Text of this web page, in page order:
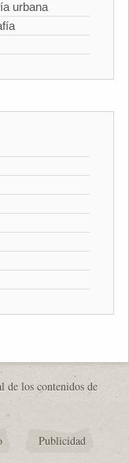
urbana
de los contenidos de
Publicidad